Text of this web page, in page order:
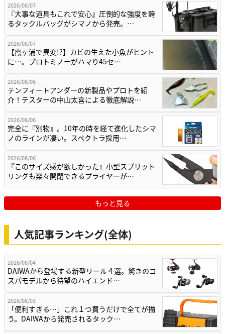
2026/08/07
『大事な道具もこれで安心』圧倒的な強度を誇
るタックルバッグがシマノから発売。…
2026/08/07
【霞ヶ浦で異変!?】カビの生えた小魚がヒント
に…。プロトミノーがハマり45セ…
2026/08/06
テンフィートアンダーの新製品やプロトを紹
介！テスターの中山太喜による徹底解説…
2026/08/06
完全に『別物』。10年の時を経て進化したシマ
ノのラインが凄い。スペクトラ採用…
2026/08/06
『このサイズ感が欲しかった』小型スプリット
リングも楽々開閉できるプライヤーが…
もっと見る
人気記事ランキング(全体)
2026/08/04
DAIWAから登場する新型リール４選。驚きのコ
スパモデルから待望のハイエンド…
2026/08/03
「便利すぎる…」これ１つ買うだけで全てが揃
う。DAIWAから発売されるタック…